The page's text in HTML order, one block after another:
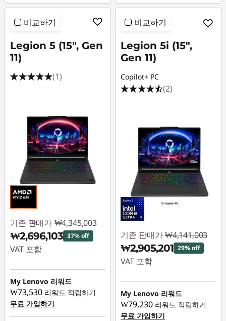
비교하기
Legion 5 (15", Gen
11)
(1)
기존 판매가 ₩4,345,003
₩2,696,103 37% off
VAT 포함
즉시 할인: :-
₩1,648,900
My Lenovo 리워드
₩73,530 리워드 적립하기
무료 가입하기
비교하기
Legion 5i (15",
Gen 11)
Copilot+ PC
(2)
기존 판매가 ₩4,141,003
₩2,905,201 29% off
VAT 포함
즉시 할인: :-
₩1,235,802
My Lenovo 리워드
₩79,230 리워드 적립하기
무료 가입하기